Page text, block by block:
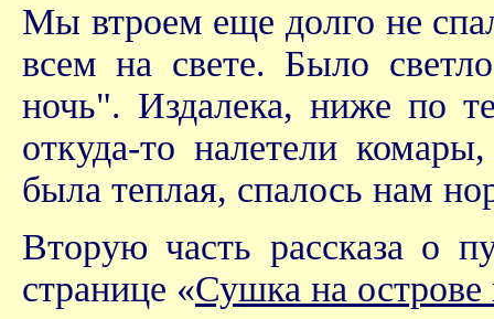
Мы втроем еще долго не
всем на свете. Было
ночь". Издалека, ниже по
откуда-то налетели
была теплая, спалось нам
Вторую часть рассказа о
странице «Сушка на острове